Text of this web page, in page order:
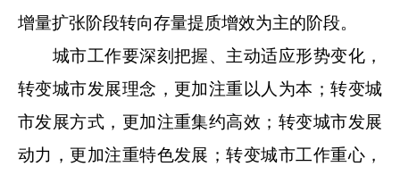
增量扩张阶段转向存量提质增效为主的阶段。
城市工作要深刻把握、主动适应形势变化，
转变城市发展理念，更加注重以人为本；转变城
市发展方式，更加注重集约高效；转变城市发展
动力，更加注重特色发展；转变城市工作重心，